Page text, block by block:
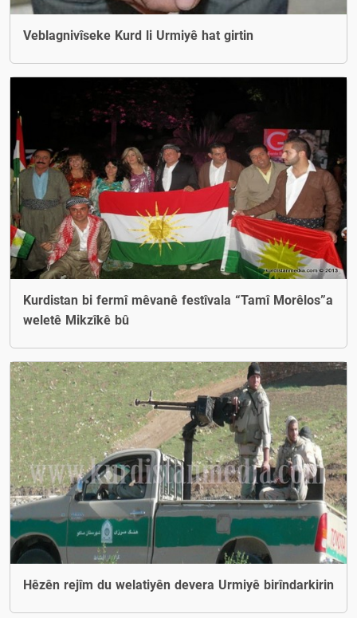
Veblagnivîseke Kurd li Urmiyê hat girtin
Kurdistan bi fermî mêvanê festîvala “Tamî Morêlos”a
weletê Mikzîkê bû
Hêzên rejîm du welatiyên devera Urmiyê birîndarkirin